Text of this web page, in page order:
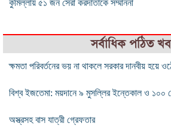
কুমিল্লায় ৫১ জন সেরা করদাতাকে সম্মাননা
সর্বাধিক পঠিত
ক্ষমতা পরিবর্তনের ভয় না থাকলে সরকার দানবীয় হয়ে
বিশ্ব ইজতেমা: ময়দানে ৯ মুসল্লির ইন্তেকাল ও ১০০
অস্ত্রসহ বাস যাত্রী গ্রেফতার